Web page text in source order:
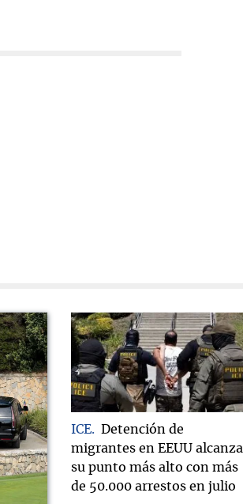
ICE
Detención de
migrantes en EEUU alcanza
su punto más alto con más
de 50.000 arrestos en julio